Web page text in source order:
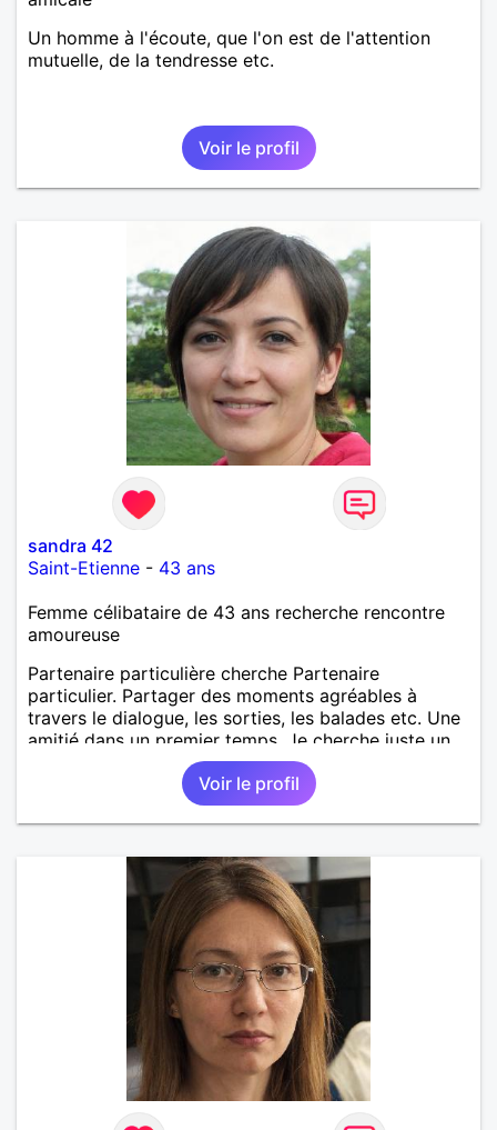
Un homme à l'écoute, que l'on est de l'attention
mutuelle, de la tendresse etc.
Voir le profil
sandra 42
Saint-Etienne - 43 ans
Femme célibataire de 43 ans recherche rencontre
amoureuse
Partenaire particulière cherche Partenaire
particulier. Partager des moments agréables à
travers le dialogue, les sorties, les balades etc. Une
amitié dans un premier temps. Je cherche juste un
homme simple, sincère, complice.
Voir le profil